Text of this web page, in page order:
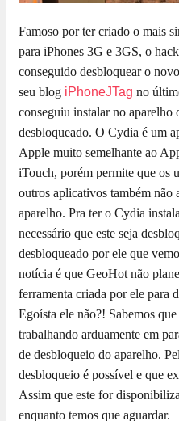
Famoso por ter criado o mais
para iPhones 3G e 3GS, o
conseguido desbloquear o
seu blog iPhoneJTag no
conseguiu instalar no
desbloqueado. O Cydia é um
Apple muito semelhante ao
iTouch, porém permite que os
outros aplicativos também não
aparelho. Pra ter o Cydia
necessário que este seja
desbloqueado por ele que
notícia é que GeoHot não
ferramenta criada por ele para
Egoísta ele não?! Sabemos
trabalhando arduamente em
de desbloqueio do aparelho.
desbloqueio é possível e que
Assim que este for
enquanto temos que aguardar.